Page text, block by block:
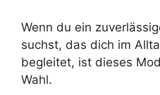
Wenn du ein
suchst, das dich im
begleitet, ist dieses
Wahl.